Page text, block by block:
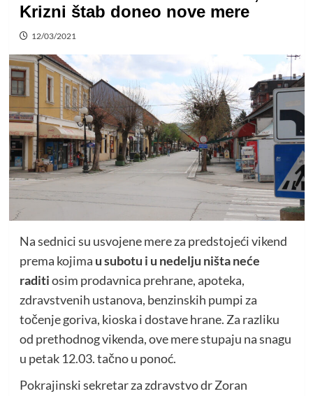
Krizni štab doneo nove mere
12/03/2021
Na sednici su usvojene mere za predstojeći vikend
prema kojima u subotu i u nedelju ništa neće
raditiosim prodavnica prehrane, apoteka,
zdravstvenih ustanova, benzinskih pumpi za
točenje goriva, kioska i dostave hrane. Za razliku
od prethodnog vikenda, ove mere stupaju na snagu
u petak 12.03. tačno u ponoć.
Pokrajinski sekretar za zdravstvo dr Zoran